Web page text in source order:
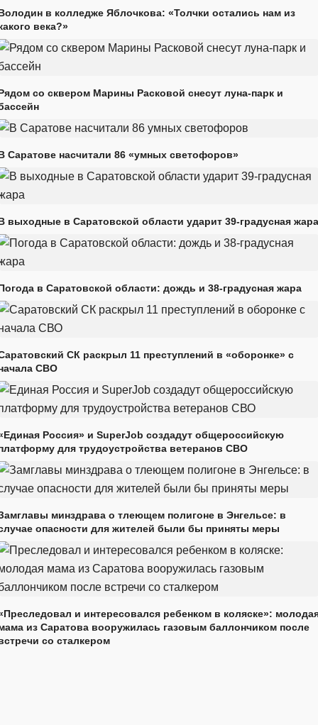
в колледже Яблочкова: «Толчки остались нам из
века?»
со сквером Марины Расковой снесут луна-парк и
Саратове насчитали 86 «умных светофоров»
выходные в Саратовской области ударит 39-градусная жара
в Саратовской области: дождь и 38-градусная жара
СК раскрыл 11 преступлений в «оборонке» с
СВО
Россия» и SuperJob создадут общероссийскую
для трудоустройства ветеранов СВО
минздрава о тлеющем полигоне в Энгельсе: в
опасности для жителей были бы приняты меры
и интересовался ребенком в коляске»:
из Саратова вооружилась газовым баллончиком после
со сталкером